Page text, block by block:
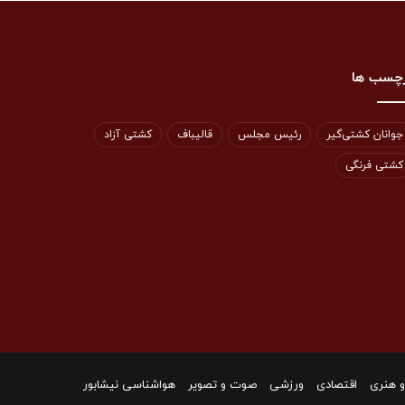
ها
جوانان کشتی‌گیر رئیس مجلس قالیباف کشتی آزاد
کشتی فرنگی
هنری اقتصادی ورزشی صوت و تصویر هواشناسی نیشابور